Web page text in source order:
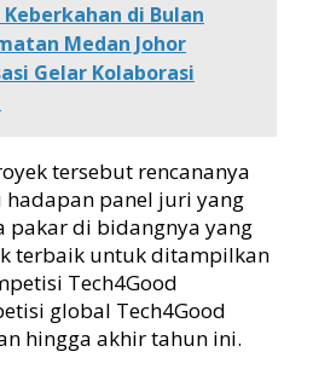
Keberkahan di Bulan
Medan Johor
Gelar Kolaborasi
tersebut rencananya
panel juri yang
pakar di bidangnya yang
terbaik untuk ditampilkan
Tech4Good
global Tech4Good
hingga akhir tahun ini.